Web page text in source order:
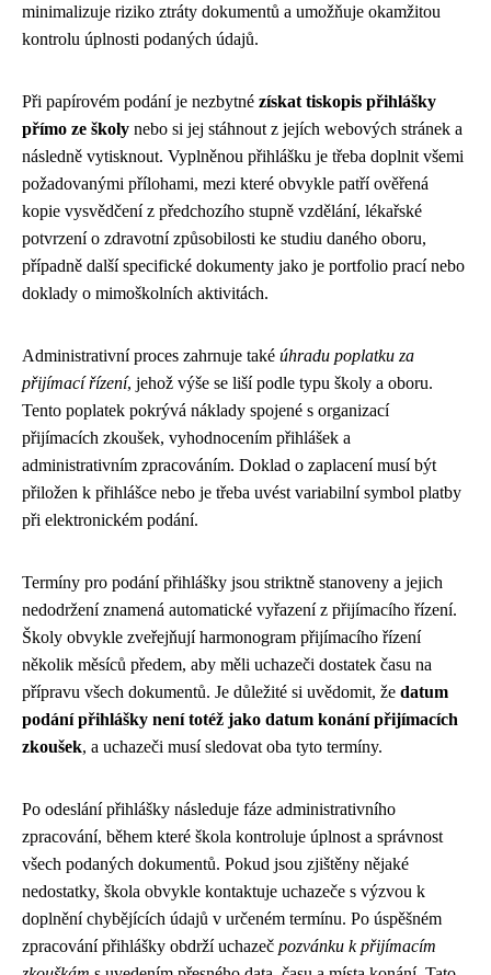
minimalizuje riziko ztráty dokumentů a umožňuje okamžitou
kontrolu úplnosti podaných údajů.
Při papírovém podání je nezbytné získat tiskopis přihlášky
přímo ze školy nebo si jej stáhnout z jejích webových stránek a
následně vytisknout. Vyplněnou přihlášku je třeba doplnit všemi
požadovanými přílohami, mezi které obvykle patří ověřená
kopie vysvědčení z předchozího stupně vzdělání, lékařské
potvrzení o zdravotní způsobilosti ke studiu daného oboru,
případně další specifické dokumenty jako je portfolio prací nebo
doklady o mimoškolních aktivitách.
Administrativní proces zahrnuje také úhradu poplatku za
přijímací řízení, jehož výše se liší podle typu školy a oboru.
Tento poplatek pokrývá náklady spojené s organizací
přijímacích zkoušek, vyhodnocením přihlášek a
administrativním zpracováním. Doklad o zaplacení musí být
přiložen k přihlášce nebo je třeba uvést variabilní symbol platby
při elektronickém podání.
Termíny pro podání přihlášky jsou striktně stanoveny a jejich
nedodržení znamená automatické vyřazení z přijímacího řízení.
Školy obvykle zveřejňují harmonogram přijímacího řízení
několik měsíců předem, aby měli uchazeči dostatek času na
přípravu všech dokumentů. Je důležité si uvědomit, že datum
podání přihlášky není totéž jako datum konání přijímacích
zkoušek, a uchazeči musí sledovat oba tyto termíny.
Po odeslání přihlášky následuje fáze administrativního
zpracování, během které škola kontroluje úplnost a správnost
všech podaných dokumentů. Pokud jsou zjištěny nějaké
nedostatky, škola obvykle kontaktuje uchazeče s výzvou k
doplnění chybějících údajů v určeném termínu. Po úspěšném
zpracování přihlášky obdrží uchazeč pozvánku k přijímacím